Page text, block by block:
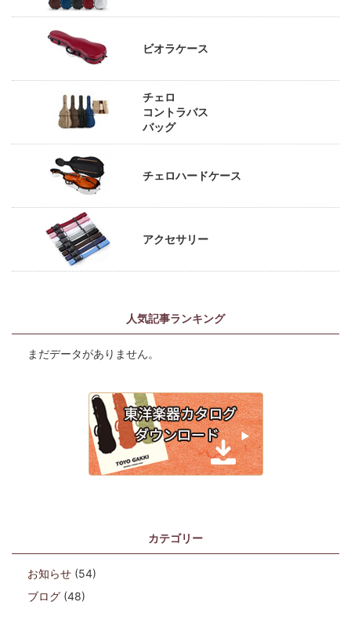
ビオラケース
チェロ
コントラバス
バッグ
チェロハードケース
アクセサリー
人気記事ランキング
まだデータがありません。
カテゴリー
お知らせ (54)
ブログ (48)